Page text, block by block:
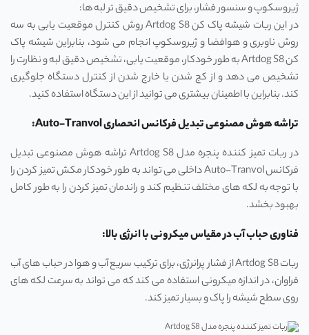
ژیروسکوپ و سنسور فشار، برای تشخیص دقیق تر لبه ها:
در این ربات شیشه پاک کن Artdog S8 روش کنترل موقعیت یابی به سه
روش ناوبری و هوافضا و ژیروسکوپ انجام می شود، بنابراین شیشه پاک
کن Artdog S8 به طور خودکار، موقعیت یابی، تشخیص دقیق لبه و نظارت را
تشخیص می دهد و از کج شدن یا خارج شدن از کنترل دستگاه جلوگیری
کند. بنابراین با اطمینان بیشتری می توانید از این دستگاه استفاده کنید.
تراشه هوش مصنوعی تبدیل فرکانس انحصاری Auto-Tranvol:
در ربات تمیز کننده پنجره مدل Artdog S8 تراشه هوش مصنوعی تبدیل
فرکانس Auto-Tranvol داخلی می تواند به طور خودکار مکش تمیز کردن را
با توجه به لکه های مختلف تنظیم کند و راندمان تمیز کردن را به طور کامل
بهبود بخشد.
فناوری حباب آب در مقیاس میکرونی با انرژی بالا:
ربات Artdog S8 از فشار پرانرژی، برای ترکیب سریع آب و هوا در حباب های آب
فراوان، در اندازه میکرونی استفاده می کند که می تواند به سرعت لکه های
روی سطح شیشه را پاک و بسیار تمیز کند.